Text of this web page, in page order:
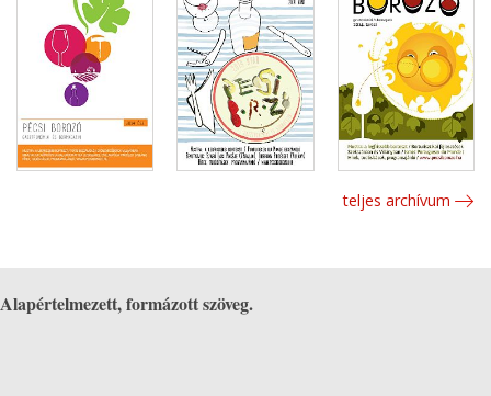
teljes archívum
Alapértelmezett, formázott szöveg.